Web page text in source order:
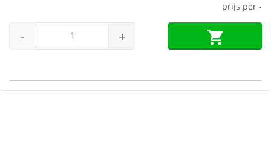
prijs per -
- +